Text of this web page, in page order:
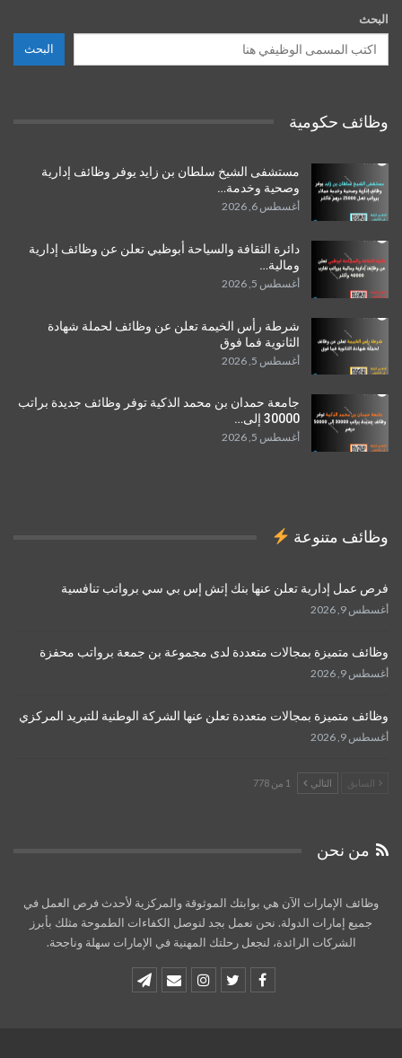
البحث
البحث
وظائف حكومية
مستشفى الشيخ سلطان بن زايد يوفر وظائف إدارية
وصحية وخدمة…
أغسطس 6, 2026
دائرة الثقافة والسياحة أبوظبي تعلن عن وظائف إدارية
ومالية…
أغسطس 5, 2026
شرطة رأس الخيمة تعلن عن وظائف لحملة شهادة
الثانوية فما فوق
أغسطس 5, 2026
جامعة حمدان بن محمد الذكية توفر وظائف جديدة براتب
30000 إلى…
أغسطس 5, 2026
وظائف متنوعة
فرص عمل إدارية تعلن عنها بنك إتش إس بي سي برواتب تنافسية
أغسطس 9, 2026
وظائف متميزة بمجالات متعددة لدى مجموعة بن جمعة برواتب محفزة
أغسطس 9, 2026
وظائف متميزة بمجالات متعددة تعلن عنها الشركة الوطنية للتبريد المركزي
أغسطس 9, 2026
السابق التالي 1 من 778
من نحن
وظائف الإمارات الآن هي بوابتك الموثوقة والمركزية لأحدث فرص العمل في
جميع إمارات الدولة. نحن نعمل بجد لنوصل الكفاءات الطموحة مثلك بأبرز
الشركات الرائدة، لنجعل رحلتك المهنية في الإمارات سهلة وناجحة.